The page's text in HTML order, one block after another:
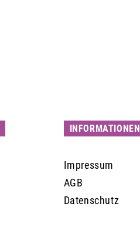
INFORMATIONEN
Impressum
AGB
Datenschutz